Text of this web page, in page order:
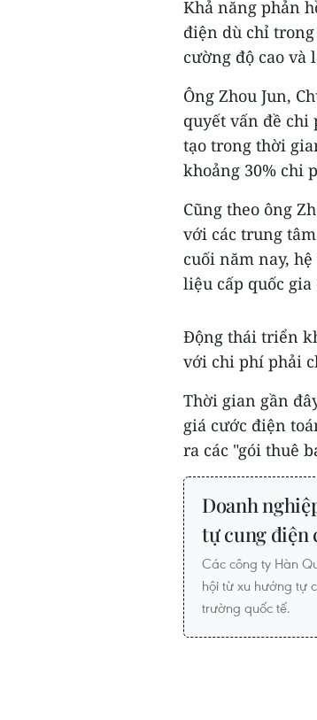
Khả năng phản
điện dù chỉ
cường độ cao
Ông Zhou Jun,
quyết vấn đề chi
tạo trong thời
khoảng 30% chi
Cũng theo ông
với các trung
cuối năm nay,
liệu cấp quốc
Động thái triển
với chi phí phải
Thời gian gần
giá cước điện
ra các "gói thuê
Doanh
tự cung điện
Các công ty Hàn
hội từ xu hướng tự
trường quốc tế.